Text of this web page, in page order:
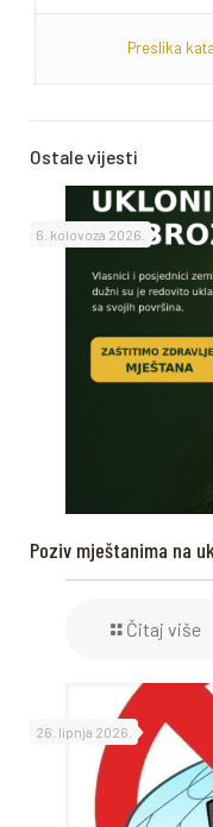
Preslika
Ostale vijesti
6. kolovoza 2026.
Poziv mještanima na
Čitaj više
26. lipnja 2026.